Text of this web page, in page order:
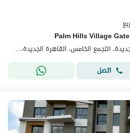
كومباوند بالم هيلز القاهرة الجديدة، التجمع الخامس، القاهرة الجديدة، القاهرة
اتصل